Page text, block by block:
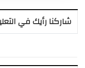
شاركنا رأيك في